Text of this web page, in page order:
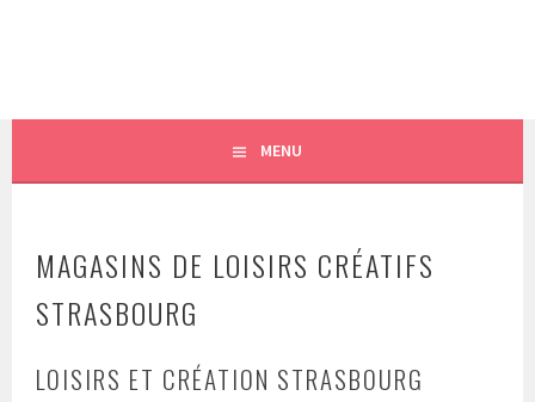
MENU
MAGASINS DE LOISIRS CRÉATIFS
STRASBOURG
LOISIRS ET CRÉATION STRASBOURG